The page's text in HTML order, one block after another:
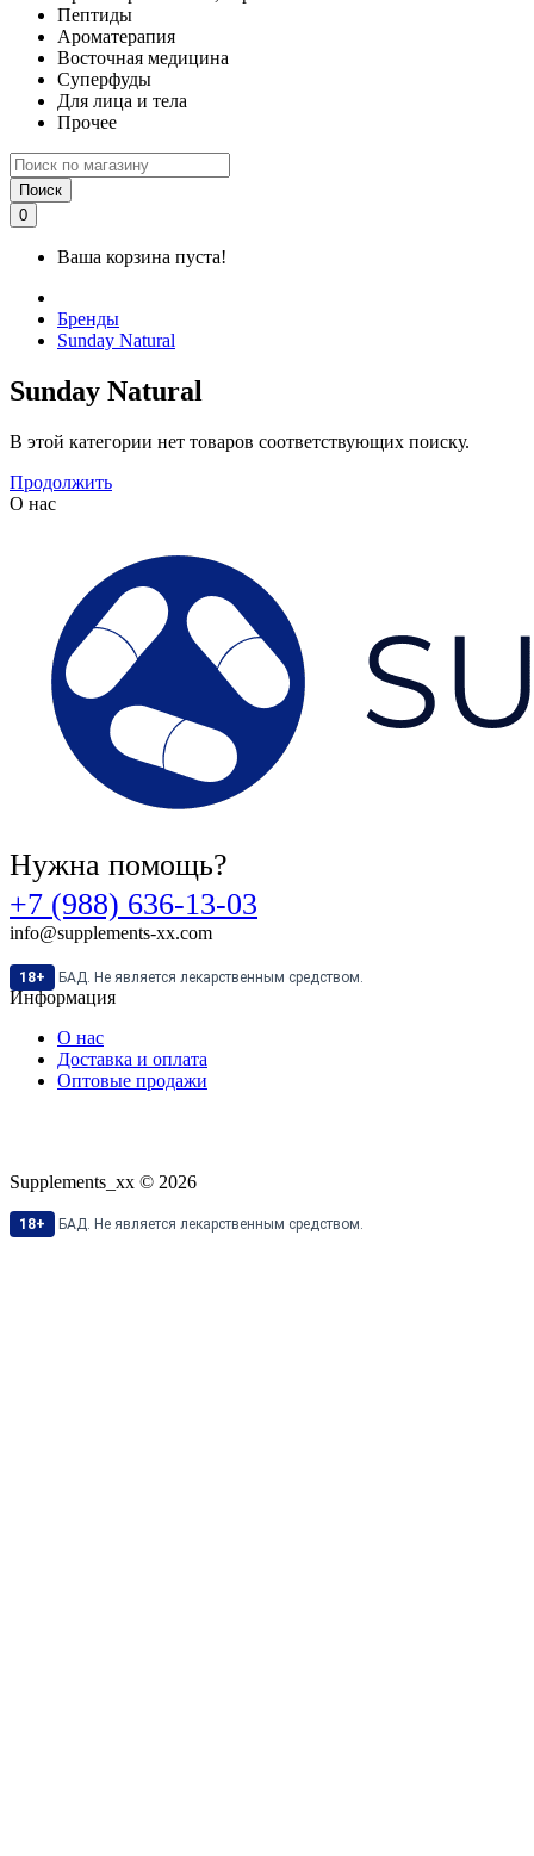
Пептиды
Ароматерапия
Восточная медицина
Суперфуды
Для лица и тела
Прочее
Поиск
0
Ваша корзина пуста!
Бренды
Sunday Natural
Sunday Natural
В этой категории нет товаров соответствующих поиску.
Продолжить
О нас
Нужна помощь?
+7 (988) 636-13-03
info@supplements-xx.com
18+ БАД. Не является лекарственным средством.
Информация
О нас
Доставка и оплата
Оптовые продажи
Supplements_xx © 2026
18+ БАД. Не является лекарственным средством.